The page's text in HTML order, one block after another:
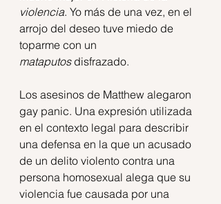
violencia. Yo más de una vez, en el
arrojo del deseo tuve miedo de
toparme con un
mataputos disfrazado.
Los asesinos de Matthew alegaron
gay panic. Una expresión utilizada
en el contexto legal para describir
una defensa en la que un acusado
de un delito violento contra una
persona homosexual alega que su
violencia fue causada por una